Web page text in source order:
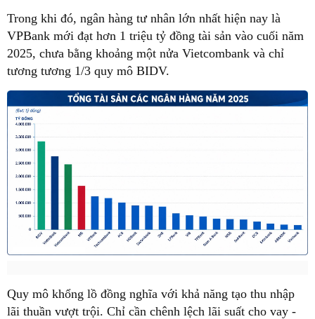
Trong khi đó, ngân hàng tư nhân lớn nhất hiện nay là
VPBank mới đạt hơn 1 triệu tỷ đồng tài sản vào cuối năm
2025, chưa bằng khoảng một nửa Vietcombank và chỉ
tương tương 1/3 quy mô BIDV.
Quy mô khổng lồ đồng nghĩa với khả năng tạo thu nhập
lãi thuần vượt trội. Chỉ cần chênh lệch lãi suất cho vay -